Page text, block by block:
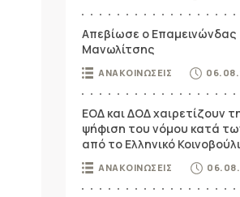
Απεβίωσε ο Επαμεινώνδας
Μανωλίτσης
ΑΝΑΚΟΙΝΩΣΕΙΣ
ΕΟΔ και ΔΟΔ χαιρετίζουν
ψήφιση του νόμου κατά
από το Ελληνικό
ΑΝΑΚΟΙΝΩΣΕΙΣ